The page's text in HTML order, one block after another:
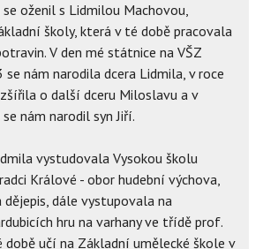
oženil s Lidmilou Machovou,
školy, která v té době pracovala
V den mé státnice na VŠZ
se nám narodila dcera Lidmila, v roce
o další dceru Miloslavu a v
nám narodil syn Jiří.
vystudovala Vysokou školu
Králové - obor hudební výchova,
dále vystupovala na
hru na varhany ve třídě prof.
době učí na Základní umělecké škole v